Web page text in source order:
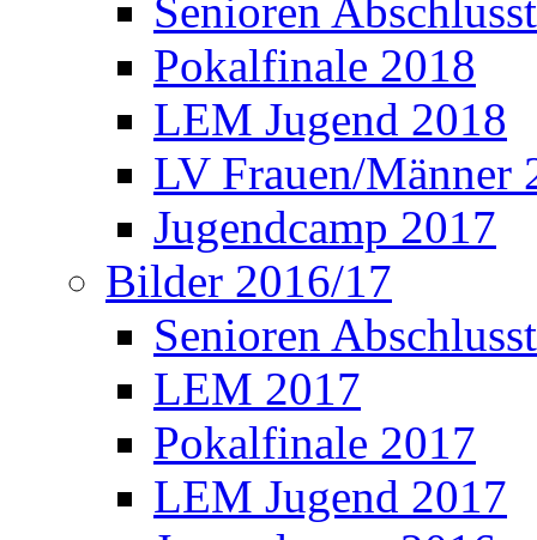
Senioren
Pokalfinale 2018
LEM Jugend 2018
LV Frauen/Männer
Jugendcamp 2017
Bilder 2016/17
Senioren
LEM 2017
Pokalfinale 2017
LEM Jugend 2017